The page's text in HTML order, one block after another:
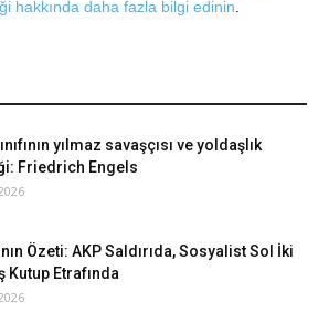
hakkında daha fazla bilgi edinin.
yılmaz savaşçısı ve yoldaşlık
Friedrich Engels
Özeti: AKP Saldırıda, Sosyalist Sol İki
Kutup Etrafında